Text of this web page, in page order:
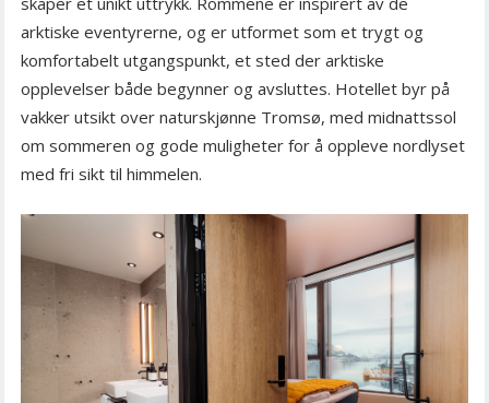
arktiske eventyrerne, og er utformet som et trygt og
komfortabelt utgangspunkt, et sted der arktiske
opplevelser både begynner og avsluttes. Hotellet byr på
vakker utsikt over naturskjønne Tromsø, med midnattssol
om sommeren og gode muligheter for å oppleve nordlyset
med fri sikt til himmelen.